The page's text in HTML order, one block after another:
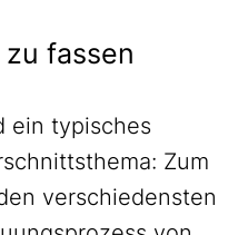
fassen
ein typisches
Zum
verschiedensten